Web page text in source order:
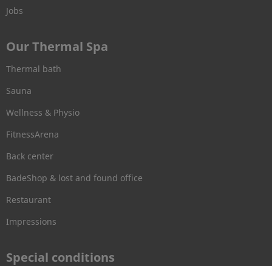
Jobs
Our Thermal Spa
Thermal bath
Sauna
Wellness & Physio
FitnessArena
Back center
BadeShop & lost and found office
Restaurant
Impressions
Special conditions